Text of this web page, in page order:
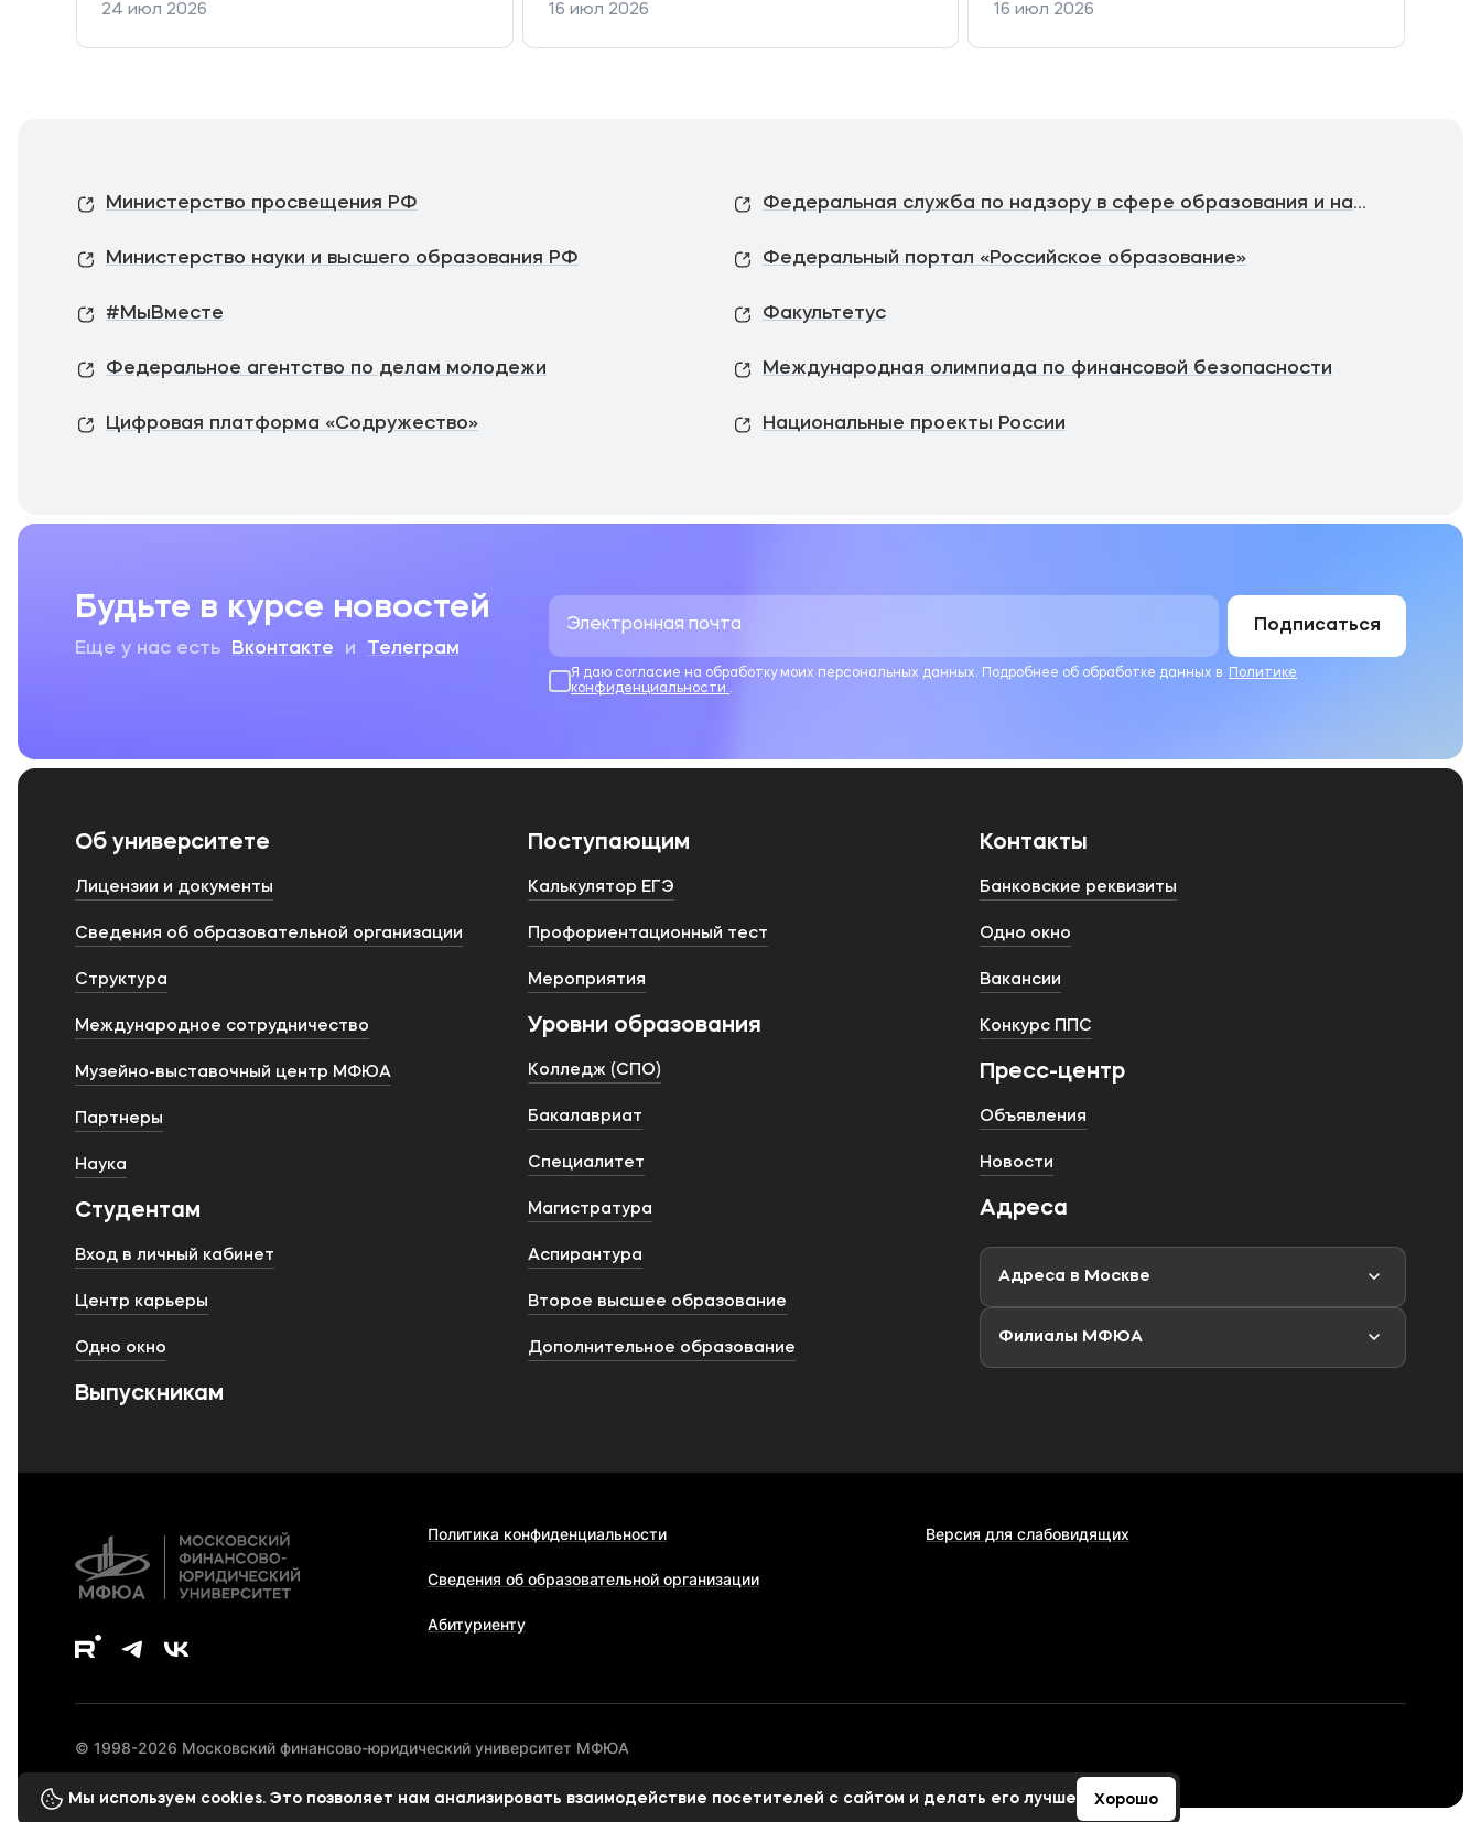
24 июл 2026 16 июл 2026
направлений подготовки
16 июл 2026
Министерство просвещения РФ Федеральная служба по надзору в сфере образования и науки
Министерство науки и высшего образования РФ Федеральный портал «Российское образование»
#МыВместе Факультетус
Федеральное агентство по делам молодежи Международная олимпиада по финансовой безопасности
Цифровая платформа «Содружество» Национальные проекты России
Будьте в курсе новостей
Еще у нас есть Вконтакте и Телеграм
Подписаться
Я даю согласие на обработку моих персональных данных. Подробнее об обработке данных в
Политике
конфиденциальности .
Об университете
Лицензии и документы
Сведения об образовательной организации
Структура
Международное сотрудничество
Музейно-выставочный центр МФЮА
Партнеры
Наука
Студентам
Вход в личный кабинет
Центр карьеры
Одно окно
Выпускникам
Поступающим
Калькулятор ЕГЭ
Профориентационный тест
Мероприятия
Уровни образования
Колледж (СПО)
Бакалавриат
Специалитет
Магистратура
Аспирантура
Второе высшее образование
Дополнительное образование
Контакты
Банковские реквизиты
Одно окно
Вакансии
Конкурс ППС
Пресс-центр
Объявления
Новости
Адреса
Адреса в Москве
Филиалы МФЮА
Политика конфиденциальности Версия для слабовидящих
Сведения об образовательной организации
Абитуриенту
© 1998-2026 Московский финансово-юридический университет МФЮА
Мы используем cookies. Это позволяет нам анализировать взаимодействие посетителей с сайтом и делать его лучше Хорошо